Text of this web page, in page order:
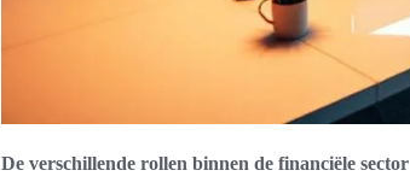
De verschillende rollen binnen de financiële sector